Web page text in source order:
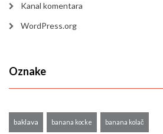
Kanal komentara
WordPress.org
Oznake
baklava banana kocke banana kolač